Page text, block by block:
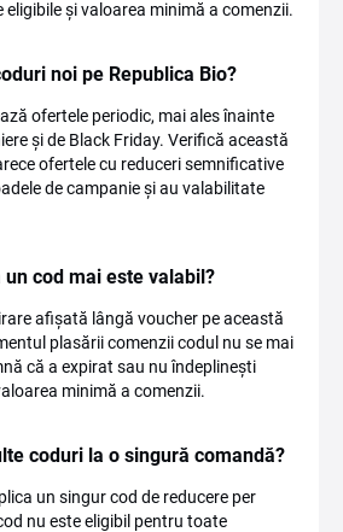
și valoarea minimă a comenzii.
noi pe Republica Bio?
ofertele periodic, mai ales înainte
și de Black Friday. Verifică această
ofertele cu reduceri semnificative
de campanie și au valabilitate
cod mai este valabil?
afișată lângă voucher pe această
plasării comenzii codul nu se mai
că a expirat sau nu îndeplinești
minimă a comenzii.
coduri la o singură comandă?
un singur cod de reducere per
nu este eligibil pentru toate